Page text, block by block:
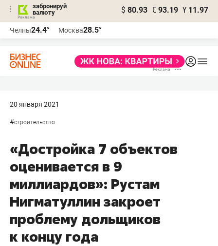
забронируй
валюту
$ 80.93 € 93.19 ¥ 11.97
Челны24.4° Москва28.5°
20 января 2021
#строительство
«Достройка 7 объектов
оценивается в 9
миллиардов»: Рустам
Нигматуллин закроет
проблему дольщиков
к концу года